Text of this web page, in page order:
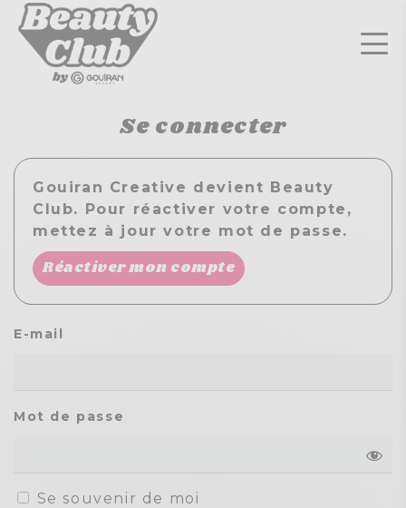
Se connecter
Gouiran Creative devient Beauty
Club. Pour réactiver votre compte,
mettez à jour votre mot de passe.
Réactiver mon compte
E-mail
Mot de passe
Se souvenir de moi